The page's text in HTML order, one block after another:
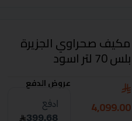
مكيف صحراوي الجزيرة
بلس 70 لتر اسود
4,099.00
عروض الدفع